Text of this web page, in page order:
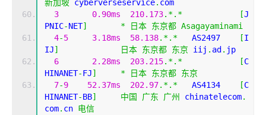
新加坡 cyberverseservice. com
3
0.90ms 210.173.*.* [J
PNIC-NET] * 日本 东京都 Asagayaminami
4-5 3.18ms 58.138.*.*
   AS2497
[I
IJ] 日本 东京都 东京 iij . ad . jp
6
2.28ms 203.215.*.* [C
HINANET-FJ] * 日本 东京都 东京
7-9 52.37ms 202.97.*.*
   AS4134
[C
HINANET-BB] 中国 广东 广州 chinatelecom.
com. cn 电信